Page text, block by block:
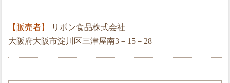
【販売者】
リボン食品株式会社
大阪府大阪市淀川区三津屋南3－15－28